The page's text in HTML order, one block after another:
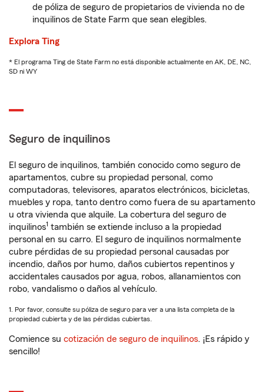
de póliza de seguro de propietarios de vivienda no de
inquilinos de State Farm que sean elegibles.
Explora Ting
* El programa Ting de State Farm no está disponible actualmente en AK, DE, NC,
SD ni WY
Seguro de inquilinos
El seguro de inquilinos, también conocido como seguro de
apartamentos, cubre su propiedad personal, como
computadoras, televisores, aparatos electrónicos, bicicletas,
muebles y ropa, tanto dentro como fuera de su apartamento
u otra vivienda que alquile. La cobertura del seguro de
inquilinos1 también se extiende incluso a la propiedad
personal en su carro. El seguro de inquilinos normalmente
cubre pérdidas de su propiedad personal causadas por
incendio, daños por humo, daños cubiertos repentinos y
accidentales causados por agua, robos, allanamientos con
robo, vandalismo o daños al vehículo.
1. Por favor, consulte su póliza de seguro para ver a una lista completa de la
propiedad cubierta y de las pérdidas cubiertas.
Comience su cotización de seguro de inquilinos. ¡Es rápido y
sencillo!